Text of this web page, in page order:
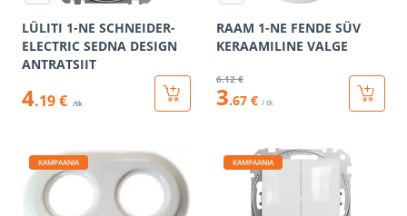
LÜLITI 1-NE SCHNEIDER-
ELECTRIC SEDNA DESIGN
ANTRATSIIT
4.19 € /tk
RAAM 1-NE FENDE SÜV
KERAAMILINE VALGE
6.12 €
3.67 € / tk
KAMPAANIA KAMPAANIA